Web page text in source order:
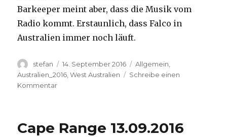
Barkeeper meint aber, dass die Musik vom
Radio kommt. Erstaunlich, dass Falco in
Australien immer noch läuft.
Autor
stefan
Veröffentlicht
am
14. September 2016 Kategorien
Allgemein
Australien_2016 ,West Australien
Schreibe einen
Kommentarzu
Cape Range 13.09.2016